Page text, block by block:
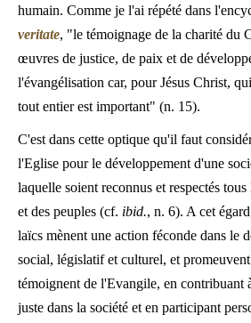
humain. Comme je l'ai répété dans
veritate, "le témoignage de la charité du
œuvres de justice, de paix et de
l'évangélisation car, pour Jésus Christ,
tout entier est important" (n. 15).
C'est dans cette optique qu'il faut
l'Eglise pour le développement d'une
laquelle soient reconnus et respectés
et des peuples (cf. ibid., n. 6). A cet
laïcs mènent une action féconde dans le
social, législatif et culturel, et
témoignent de l'Evangile, en contribuant
juste dans la société et en participant